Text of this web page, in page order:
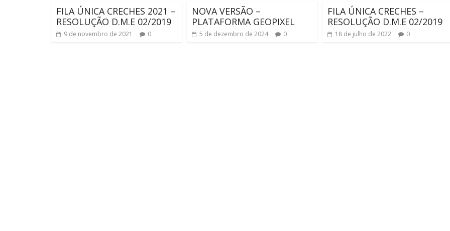
FILA ÚNICA CRECHES 2021 –
RESOLUÇÃO D.M.E 02/2019
9 de novembro de 2021 0
NOVA VERSÃO –
PLATAFORMA GEOPIXEL
5 de dezembro de 2024 0
FILA ÚNICA CRECHES –
RESOLUÇÃO D.M.E 02/2019
18 de julho de 2022 0